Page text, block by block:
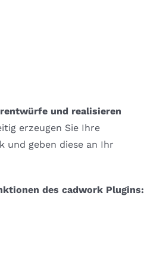
und realisieren
erzeugen Sie Ihre
und geben diese an Ihr
des cadwork Plugins: